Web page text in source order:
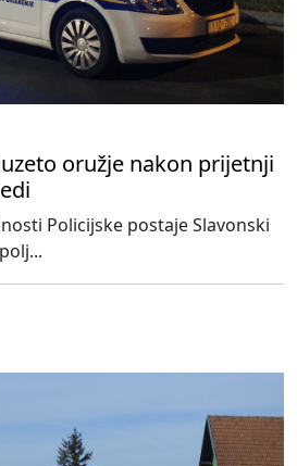
oružje nakon prijetnji
Policijske postaje Slavonski